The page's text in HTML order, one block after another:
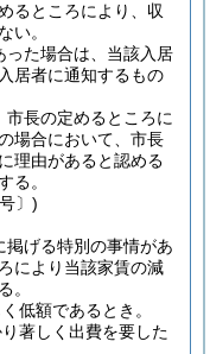
るところにより、収
い。
った場合は、当該入居
居者に通知するもの
市長の定めるところに
場合において、市長
理由があると認める
る。
〕)
掲げる特別の事情があ
により当該家賃の減
。
低額であるとき。
著しく出費を要した